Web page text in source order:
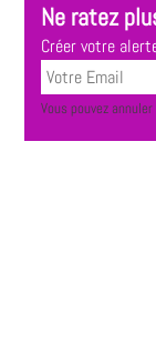
Ne ratez
Créer votre
Vous pouvez